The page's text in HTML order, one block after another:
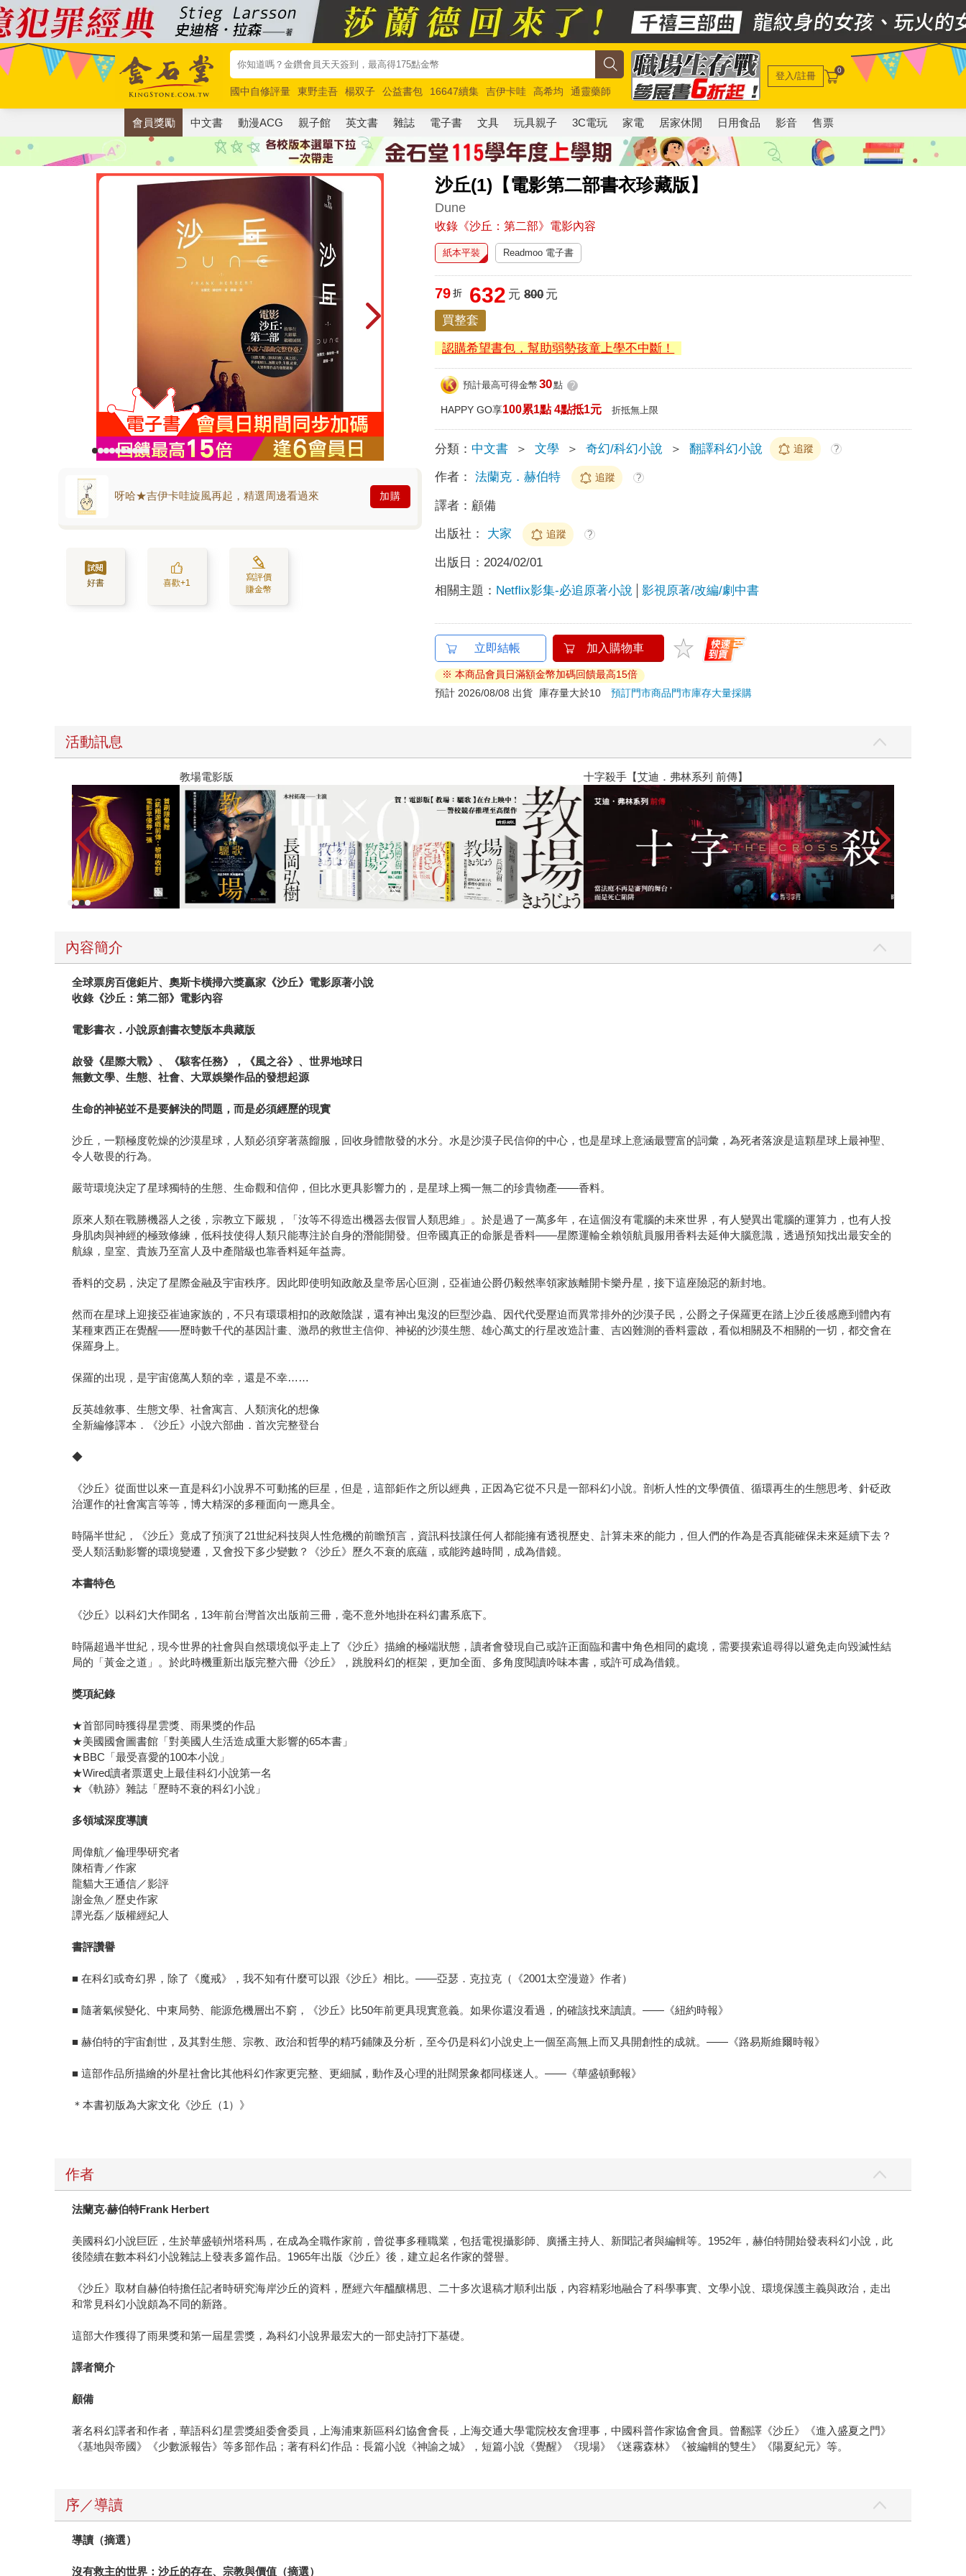
國中自修評量 東野圭吾 楊双子 公益書包 16647續集 吉伊卡哇 高希均
通靈藥師
唯紅花綻放
奧德賽 路邊攤新作 馬斯克 玩具總動員5 超慢跑
登入/註冊 0
會員獎勵 中文書 動漫ACG 親子館 英文書 雜誌 電子書 文具 玩具親子 3C電玩 家電 居家休閒 日用食品 影音 售票
沙丘(1)【電影第二部書衣珍藏版】
Dune
收錄《沙丘：第二部》電影內容
呀哈★吉伊卡哇旋風再起，精選周邊看過來 加購
好書 喜歡+1
寫評價
賺金幣
紙本平裝 Readmoo 電子書
79 折 632 元 800元
買整套
認購希望書包，幫助弱勢孩童上學不中斷！
預計最高可得金幣 30點 ?
HAPPY GO享100累1點 4點抵1元 折抵無上限
分類： 中文書 ＞ 文學 ＞ 奇幻/科幻小說 ＞ 翻譯科幻小說 追蹤 ?
作者： 法蘭克．赫伯特 追蹤 ?
譯者： 顧備
出版社： 大家 追蹤 ?
出版日： 2024/02/01
相關主題： Netflix影集-必追原著小說 影視原著/改編/劇中書
立即結帳 加入購物車
※ 本商品會員日滿額金幣加碼回饋最高15倍
預計 2026/08/08 出貨
庫存量大於10預訂門市商品門市庫存大量採購
活動訊息
十字殺手【艾迪．弗林系列 前傳】
內容簡介
全球票房百億鉅片、奧斯卡橫掃六獎贏家《沙丘》電影原著小說
收錄《沙丘：第二部》電影內容
電影書衣．小說原創書衣雙版本典藏版
啟發《星際大戰》、《駭客任務》，《風之谷》、世界地球日
無數文學、生態、社會、大眾娛樂作品的發想起源
生命的神袐並不是要解決的問題，而是必須經歷的現實
沙丘，一顆極度乾燥的沙漠星球，人類必須穿著蒸餾服，回收身體散發的水分。水是沙漠子民信仰的中心，也是星球上意涵最豐富的詞彙，為死者落淚是這顆星球上最神聖、
令人敬畏的行為。
嚴苛環境決定了星球獨特的生態、生命觀和信仰，但比水更具影響力的，是星球上獨一無二的珍貴物產——香料。
原來人類在戰勝機器人之後，宗教立下嚴規，「汝等不得造出機器去假冒人類思維」。於是過了一萬多年，在這個沒有電腦的未來世界，有人變異出電腦的運算力，也有人投
身肌肉與神經的極致修練，低科技使得人類只能專注於自身的潛能開發。但帝國真正的命脈是香料——星際運輸全賴領航員服用香料去延伸大腦意識，透過預知找出最安全的
航線，皇室、貴族乃至富人及中產階級也靠香料延年益壽。
香料的交易，決定了星際金融及宇宙秩序。因此即使明知政敵及皇帝居心叵測，亞崔迪公爵仍毅然率領家族離開卡樂丹星，接下這座險惡的新封地。
然而在星球上迎接亞崔迪家族的，不只有環環相扣的政敵陰謀，還有神出鬼沒的巨型沙蟲、因代代受壓迫而異常排外的沙漠子民，公爵之子保羅更在踏上沙丘後感應到體內有
某種東西正在覺醒——歷時數千代的基因計畫、激昂的救世主信仰、神袐的沙漠生態、雄心萬丈的行星改造計畫、吉凶難測的香料靈啟，看似相關及不相關的一切，都交會在
保羅身上。
保羅的出現，是宇宙億萬人類的幸，還是不幸……
反英雄敘事、生態文學、社會寓言、人類演化的想像
全新編修譯本．《沙丘》小說六部曲．首次完整登台
◆
《沙丘》從面世以來一直是科幻小說界不可動搖的巨星，但是，這部鉅作之所以經典，正因為它從不只是一部科幻小說。剖析人性的文學價值、循環再生的生態思考、針砭政
治運作的社會寓言等等，博大精深的多種面向一應具全。
時隔半世紀，《沙丘》竟成了預演了21世紀科技與人性危機的前瞻預言，資訊科技讓任何人都能擁有透視歷史、計算未來的能力，但人們的作為是否真能確保未來延續下去？
受人類活動影響的環境變遷，又會投下多少變數？《沙丘》歷久不衰的底蘊，或能跨越時間，成為借鏡。
本書特色
《沙丘》以科幻大作聞名，13年前台灣首次出版前三冊，毫不意外地掛在科幻書系底下。
時隔超過半世紀，現今世界的社會與自然環境似乎走上了《沙丘》描繪的極端狀態，讀者會發現自己或許正面臨和書中角色相同的處境，需要摸索追尋得以避免走向毀滅性結
局的「黃金之道」。於此時機重新出版完整六冊《沙丘》，跳脫科幻的框架，更加全面、多角度閱讀吟味本書，或許可成為借鏡。
獎項紀錄
★首部同時獲得星雲獎、雨果獎的作品
★美國國會圖書館「對美國人生活造成重大影響的65本書」
★BBC「最受喜愛的100本小說」
★Wired讀者票選史上最佳科幻小說第一名
★《軌跡》雜誌「歷時不衰的科幻小說」
多領域深度導讀
周偉航／倫理學研究者
陳栢青／作家
龍貓大王通信／影評
謝金魚／歷史作家
譚光磊／版權經紀人
書評讚譽
■ 在科幻或奇幻界，除了《魔戒》，我不知有什麼可以跟《沙丘》相比。——亞瑟．克拉克（《2001太空漫遊》作者）
■ 隨著氣候變化、中東局勢、能源危機層出不窮，《沙丘》比50年前更具現實意義。如果你還沒看過，的確該找來讀讀。——《紐約時報》
■ 赫伯特的宇宙創世，及其對生態、宗教、政治和哲學的精巧鋪陳及分析，至今仍是科幻小說史上一個至高無上而又具開創性的成就。——《路易斯維爾時報》
■ 這部作品所描繪的外星社會比其他科幻作家更完整、更細膩，動作及心理的壯闊景象都同樣迷人。——《華盛頓郵報》
＊本書初版為大家文化《沙丘（1）》
作者
法蘭克‧赫伯特Frank Herbert
美國科幻小說巨匠，生於華盛頓州塔科馬，在成為全職作家前，曾從事多種職業，包括電視攝影師、廣播主持人、新聞記者與編輯等。1952年，赫伯特開始發表科幻小說，此
後陸續在數本科幻小說雜誌上發表多篇作品。1965年出版《沙丘》後，建立起名作家的聲譽。
《沙丘》取材自赫伯特擔任記者時研究海岸沙丘的資料，歷經六年醞釀構思、二十多次退稿才順利出版，內容精彩地融合了科學事實、文學小說、環境保護主義與政治，走出
和常見科幻小說頗為不同的新路。
這部大作獲得了雨果獎和第一屆星雲獎，為科幻小說界最宏大的一部史詩打下基礎。
譯者簡介
顧備
著名科幻譯者和作者，華語科幻星雲獎組委會委員，上海浦東新區科幻協會會長，上海交通大學電院校友會理事，中國科普作家協會會員。曾翻譯《沙丘》《進入盛夏之門》
《基地與帝國》《少數派報告》等多部作品；著有科幻作品：長篇小說《神諭之城》，短篇小說《覺醒》《現場》《迷霧森林》《被編輯的雙生》《陽夏紀元》等。
序／導讀
導讀（摘選）
沒有救主的世界：沙丘的存在、宗教與價值（摘選）